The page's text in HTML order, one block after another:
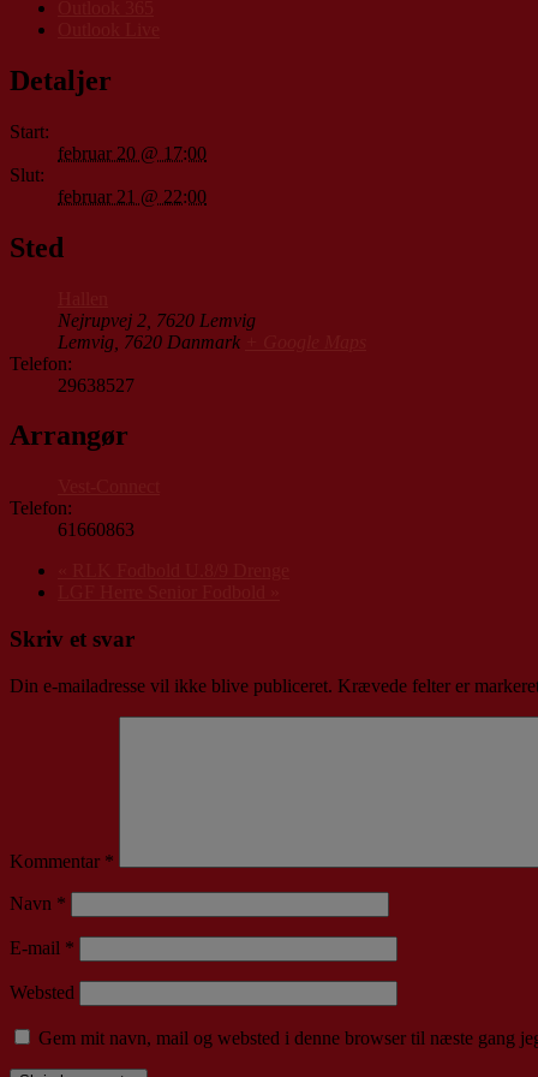
Detaljer
Start:
februar 20 @ 17:00
Slut:
februar 21 @ 22:00
Sted
Nejrupvej 2, 7620 Lemvig
Lemvig 7620 Danmark
Telefon:
29638527
Arrangør
Telefon:
61660863
Skriv et svar
Din e-mailadresse vil ikke blive publiceret. Krævede felter er
Kommentar *
Navn *
E-mail *
Websted
Gem mit navn, mail og websted i denne browser til næste gang